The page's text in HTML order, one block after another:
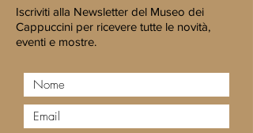
Iscriviti alla Newsletter del Museo dei
Cappuccini per ricevere tutte le novità,
eventi e mostre.